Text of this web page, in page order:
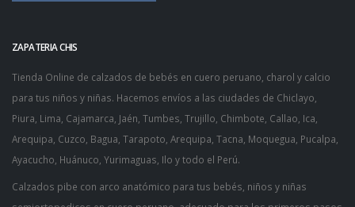
ZAPATERIA CHIS
Tienda Online de calzados de bebés en cuero peruano, charol y calcio
para tus niños y niñas. Hacemos envíos a las ciudades de Chiclayo,
Piura, Lima, Cajamarca, Jaén, Tumbes, Trujillo, Chimbote, Callao, Ica,
Arequipa, Cuzco, Bagua, Tarapoto, Arequipa, Tacna, Moquegua, Pucalpa,
Ayacucho, Huánuco, Yurimaguas, Ilo y todo el Perú.
Calzados pibe con arco anatómico para tus bebés, niños y niñas